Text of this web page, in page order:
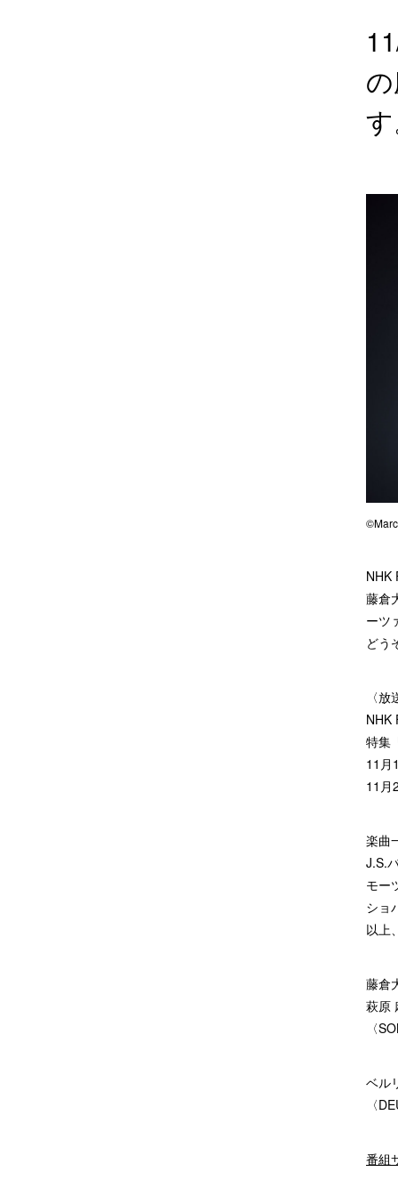
す
NHK
藤倉
ーツ
どう
〈放
NHK
特集
11月
11月
楽曲
J.S.
モー
ショ
以上
藤倉
萩原
〈
ベル
〈
番組